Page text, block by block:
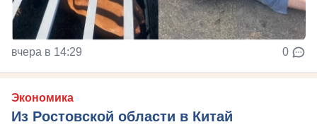
вчера в 14:29 0
Экономика
Из Ростовской области в Китай